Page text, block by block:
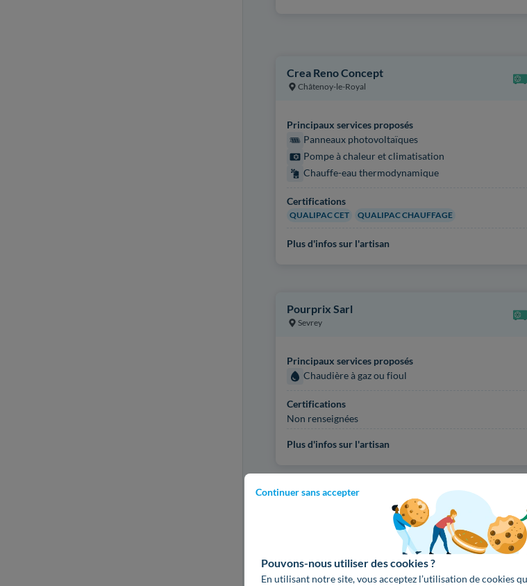
Continuer sans accepter
Pouvons-nous utiliser des cookies ?
En utilisant notre site, vous acceptez l’utilisation de cookies
Crea Reno Concept
Châtenoy-le-Royal
Principaux services proposés
Panneaux photovoltaïques
Pompe à chaleur et climatisation
Chauffe-eau thermodynamique
Certifications
QUALIPAC CET QUALIPAC CHAUFFAGE
Plus d'infos sur l'artisan
Pourprix Sarl
Sevrey
Principaux services proposés
Chaudière à gaz ou fioul
Certifications
Non renseignées
Plus d'infos sur l'artisan